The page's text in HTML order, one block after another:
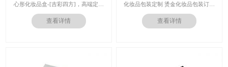
心形化妆品盒-[吉彩四方]，高端定制
走心的礼品包装盒
多对1服务,德国SGD技术,3.0创意视觉
设计,实体工厂,德国海德堡7色UV印刷
查看详情
装订做
化妆品包装定制 烫金化妆品包装订做
厂家
印刷技术：专色印刷/四色印刷
查看详情